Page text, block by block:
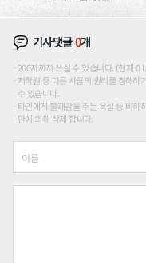
기사댓글0개
200자까지 쓰실 수 있습니다. (현재
저작권 등 다른 사람의 권리를 침해하
수 있습니다.
타인에게 불쾌감을 주는 욕설 등 비하
단에 의해 삭제 합니다.